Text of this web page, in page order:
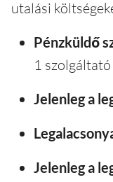
utalási
Pénzküldő
1 szolgáltató
Jelenleg a
Jelenleg a